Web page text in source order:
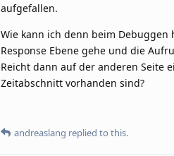
aufgefallen.
Wie kann ich denn beim Debuggen
Response Ebene gehe und die
Reicht dann auf der anderen Seite
Zeitabschnitt vorhanden sind?
andreaslang replied to this.